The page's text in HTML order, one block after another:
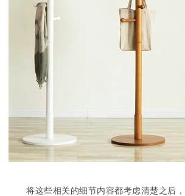
将这些相关的细节内容都考虑清楚之后，